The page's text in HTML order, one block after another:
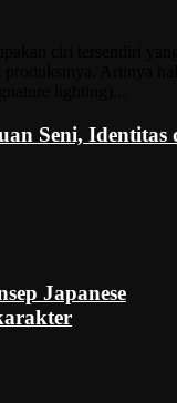
Seni, Identitas
Japanese